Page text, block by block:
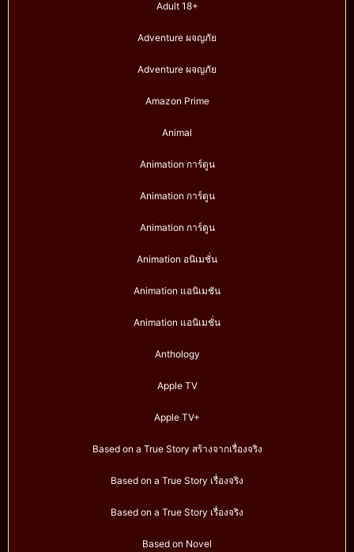
Adult 18+
Adventure ผจญภัย
Adventure ผจญภัย
Amazon Prime
Animal
Animation การ์ตูน
Animation การ์ตูน
Animation การ์ตูน
Animation อนิเมชั่น
Animation แอนิเมชัน
Animation แอนิเมชั่น
Anthology
Apple TV
Apple TV+
Based on a True Story สร้างจากเรื่องจริง
Based on a True Story เรื่องจริง
Based on a True Story เรื่องจริง
Based on Novel